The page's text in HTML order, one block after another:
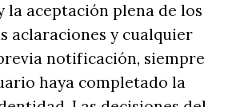
la aceptación plena de los
aclaraciones y cualquier
notificación, siempre
haya completado la